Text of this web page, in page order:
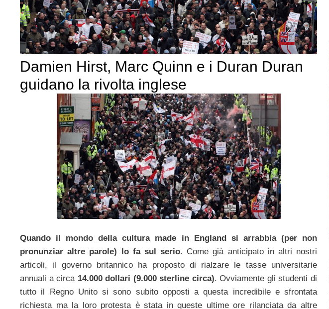
Damien Hirst, Marc Quinn e i Duran Duran
guidano la rivolta inglese
Quando il mondo della cultura made in England si arrabbia (per non
pronunziar altre parole) lo fa sul serio. Come già anticipato in altri nostri
articoli, il governo britannico ha proposto di rialzare le tasse universitarie
annuali a circa14.000 dollari (9.000 sterline circa). Ovviamente gli studenti di
tutto il Regno Unito si sono subito opposti a questa incredibile e sfrontata
richiesta ma la loro protesta è stata in queste ultime ore rilanciata da altre